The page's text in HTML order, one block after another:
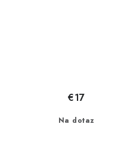
Na dotaz
€17